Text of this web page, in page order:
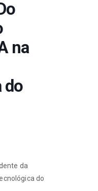
na
do
da
do